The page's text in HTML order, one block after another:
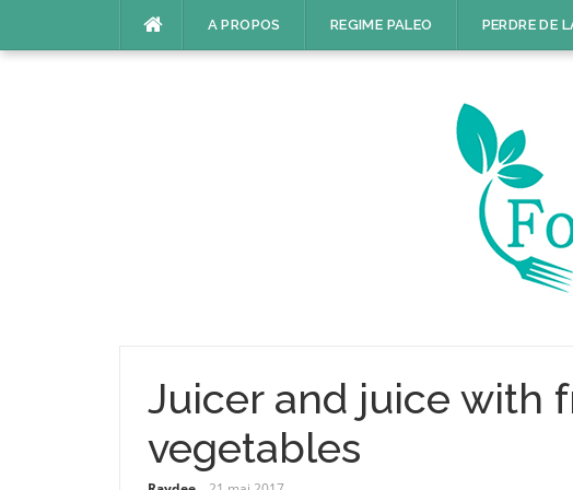
A PROPOS REGIME PALEO PERDRE DE
Juicer and juice with
vegetables